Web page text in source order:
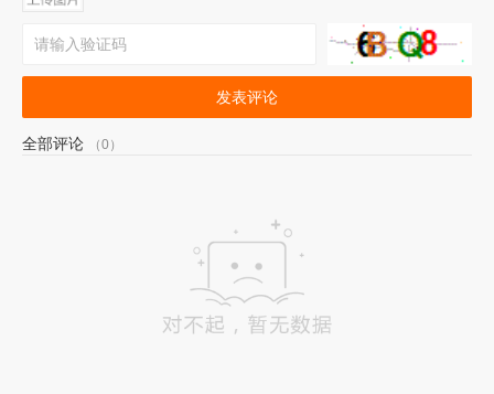
发表评论
全部评论 （0）